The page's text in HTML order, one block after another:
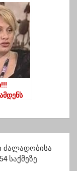
ეჭვქვეშ
ძალადობისა
საქმეზე